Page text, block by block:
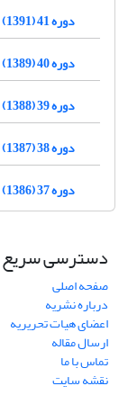
دوره 41 (1391)
دوره 40 (1389)
دوره 39 (1388)
دوره 38 (1387)
دوره 37 (1386)
دسترسی سریع
صفحه اصلی
درباره نشریه
اعضای هیات تحریریه
ارسال مقاله
تماس با ما
نقشه سایت